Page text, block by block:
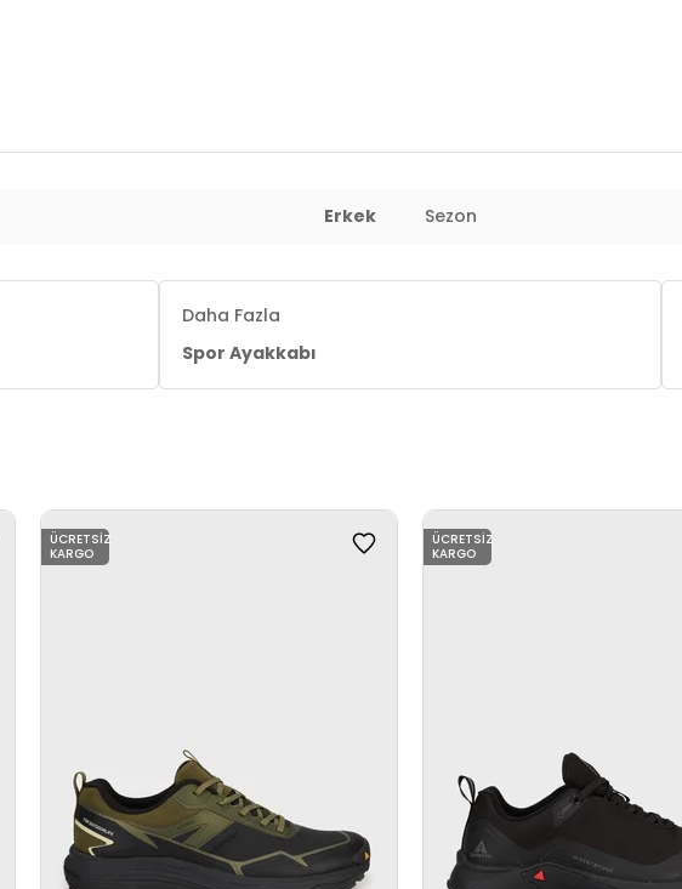
Erkek Sezon
Daha Fazla
Spor Ayakkabı
ÜCRETSIZ
KARGO
ÜCRETSIZ
KARGO